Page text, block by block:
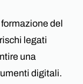
del
legati
una
digitali.